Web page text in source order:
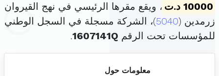
10000 د.ت
، ويقع مقرها الرئيسي في نهج القيروان
زرمدين (5040)، الشركة مسجلة في السجل الوطني
للمؤسسات تحت الرقم 1607141Q
.
معلومات حول